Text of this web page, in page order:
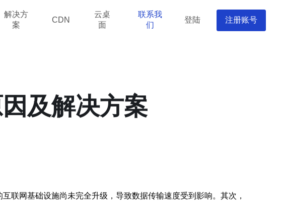
解决方
案
CDN
云桌
面
联系我
们
登陆 注册账号
及解决方案
联网基础设施尚未完全升级，导致数据传输速度受到影响。其次，